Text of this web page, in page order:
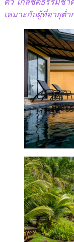
ตัว ใกล้ชิดธรรมชา
เหมาะกับผู้ที่อายุต่ำ